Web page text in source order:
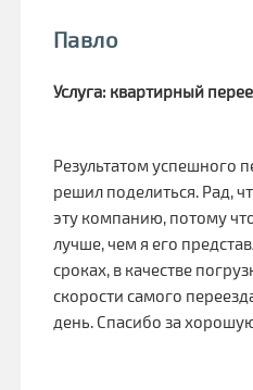
Павло
Услуга: квартирный
Результатом успешного
решил поделиться. Рад,
эту компанию, потому
лучше, чем я его
сроках, в качестве
скорости самого
день. Спасибо за